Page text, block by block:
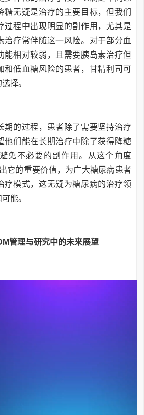
糖无疑是治疗的主要目标，但我们
过程中出现明显的副作用，尤其是
治疗常伴随这一风险。对于部分血
能相对较弱，且需要胰岛素治疗但
和低血糖风险的患者，甘精利司可
择。
期的过程，患者除了需要坚持治疗
他们能在长期治疗中除了获得降糖
免不必要的副作用。从这个角度
它的重要价值，为广大糖尿病患者
疗模式，这无疑为糖尿病的治疗领
能。
管理与研究中的未来展望